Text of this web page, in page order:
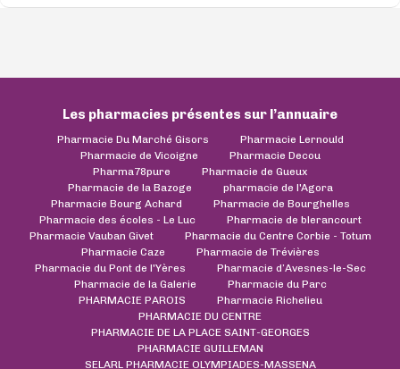
Les pharmacies présentes sur l’annuaire
Pharmacie Du Marché Gisors
Pharmacie Lernould
Pharmacie de Vicoigne
Pharmacie Decou
Pharma78pure
Pharmacie de Gueux
Pharmacie de la Bazoge
pharmacie de l'Agora
Pharmacie Bourg Achard
Pharmacie de Bourghelles
Pharmacie des écoles - Le Luc
Pharmacie de blerancourt
Pharmacie Vauban Givet
Pharmacie du Centre Corbie - Totum
Pharmacie Caze
Pharmacie de Trévières
Pharmacie du Pont de l'Yères
Pharmacie d’Avesnes-le-Sec
Pharmacie de la Galerie
Pharmacie du Parc
PHARMACIE PAROIS
Pharmacie Richelieu
PHARMACIE DU CENTRE
PHARMACIE DE LA PLACE SAINT-GEORGES
PHARMACIE GUILLEMAN
SELARL PHARMACIE OLYMPIADES-MASSENA